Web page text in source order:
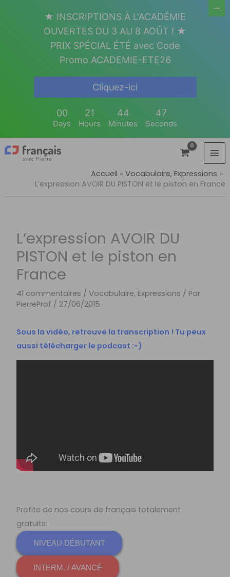
Accueil
Vocabulaire, Expressions
L’expression AVOIR DU PISTON et le piston en France
L’expression AVOIR DU
PISTON et le piston en
France
41 commentaires /Vocabulaire, Expressions / Par
PierreProf / 27/06/2015
Sous la vidéo, retrouve la transcription ! Tu peux
aussi télécharger le podcast :-)
Profite de nos cours de français totalement
gratuits:
NIVEAU DÉBUTANT
INTERM. / AVANCÉ
★ INSCRIPTIONS À L'ACADÉMIE
OUVERTES DU 3 AU 8 AOÛT ! ★
PRIX SPÉCIAL ÉTÉ avec Code
Promo ACADEMIE-ETE26
Cliquez-ici
00
Days
21
Hours
44
Minutes
46
Seconds